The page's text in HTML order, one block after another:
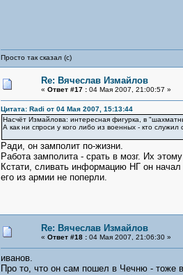
Просто так сказал (с)
Re: Вячеслав Измайлов
« Ответ #17 :04 Мая 2007, 21:00:57 »
Цитата: Radi от 04 Мая 2007, 15:13:44
Насчёт Измайлова: интересная фигурка, в
А как ни спроси у кого либо из военных - кто
Ради, он замполит по-жизни.
Работа замполита - срать в мозг. Их
Кстати, сливать информацию НГ он
его из армии не поперли.
Re: Вячеслав Измайлов
« Ответ #18 :04 Мая 2007, 21:06:30 »
иванов.
Про то, что он сам пошел в Чечню - тоже